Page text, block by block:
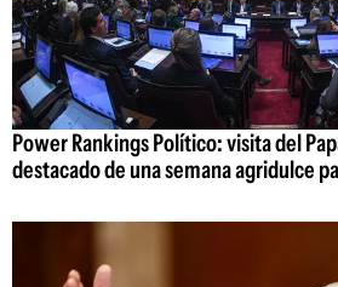
Power Rankings Político: visita del
destacado de una semana agridulce